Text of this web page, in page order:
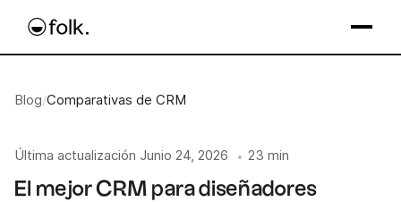
Blog/Comparativas de CRM
Última actualización Junio 24, 2026 • 23 min
El mejor CRM para diseñadores